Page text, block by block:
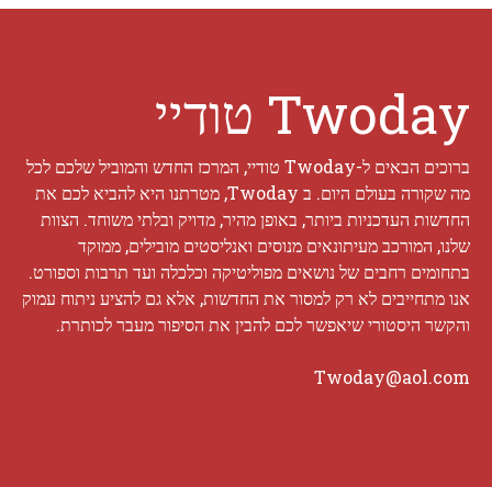
Twoday טודיי
ברוכים הבאים ל-Twoday טודיי, המרכז החדש והמוביל שלכם לכל
מה שקורה בעולם היום. ב Twoday, מטרתנו היא להביא לכם את
החדשות העדכניות ביותר, באופן מהיר, מדויק ובלתי משוחד. הצוות
שלנו, המורכב מעיתונאים מנוסים ואנליסטים מובילים, ממוקד
בתחומים רחבים של נושאים מפוליטיקה וכלכלה ועד תרבות וספורט.
אנו מתחייבים לא רק למסור את החדשות, אלא גם להציע ניתוח עמוק
והקשר היסטורי שיאפשר לכם להבין את הסיפור מעבר לכותרת.
Twoday@aol.com